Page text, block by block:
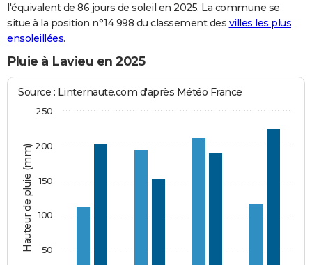
l'équivalent de 86 jours de soleil en 2025. La commune se
situe à la position n°14 998 du classement des villes les plus
ensoleillées.
Pluie à Lavieu en 2025
Hauteur de pluie (mm)
Source : Linternaute.com d'après Météo France
50
100
150
200
250